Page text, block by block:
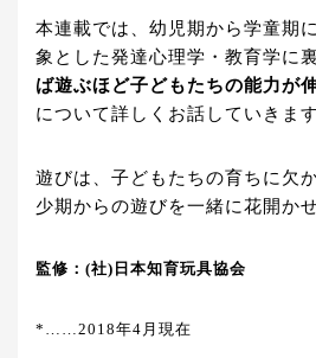
本連載では、幼児期から学童期
象とした発達心理学・教育学に
ば遊ぶほど子どもたちの能力が
について詳しくお話していきます
遊びは、子どもたちの育ちに欠
少期からの遊びを一緒に花開か
監修：(社)日本知育玩具協会
*……2018年4月現在